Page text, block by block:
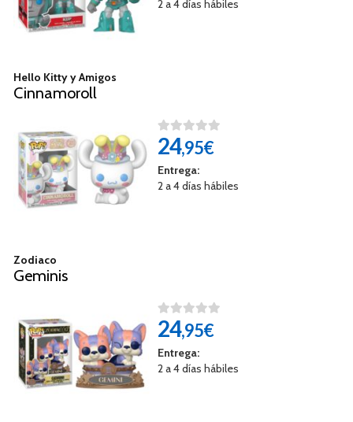
2 a 4 días hábiles
Hello Kitty y Amigos
Cinnamoroll
24,95€
Entrega:
2 a 4 días hábiles
Zodiaco
Geminis
24,95€
Entrega:
2 a 4 días hábiles